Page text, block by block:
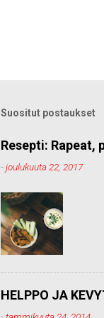
Suositut postaukset
Resepti: Rapeat,
-joulukuuta 22, 2017
HELPPO JA